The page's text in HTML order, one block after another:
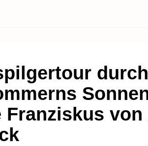
Franziskus